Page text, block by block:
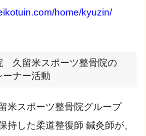
home/kyuzin/
久留米スポーツ整骨院の
ーナー活動
米スポーツ整骨院グループ
持した柔道整復師 鍼灸師が、